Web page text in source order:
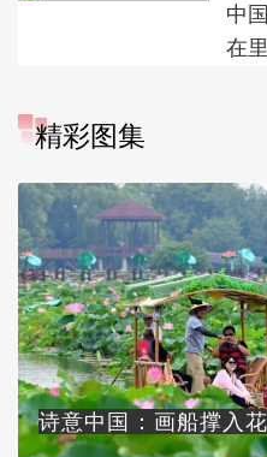
中
在
精彩图集
诗意中国：画船撑入